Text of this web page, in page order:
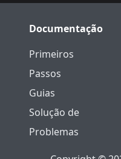
Documentação
Primeiros
Passos
Guias
Solução de
Problemas